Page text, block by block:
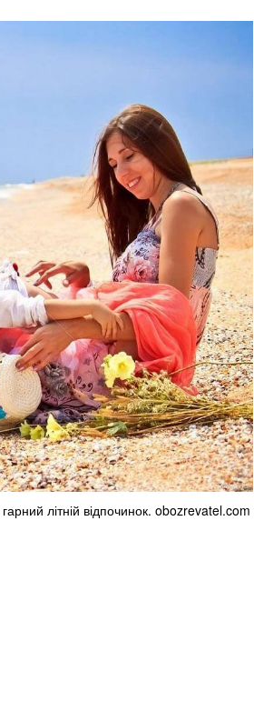
літній відпочинок. obozrevatel.com